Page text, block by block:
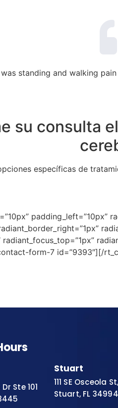
standing and walking
su consulta
específicas de
padding_left=”10px”
form-7 id=”9393″][/
Ste 101
Stuart
111 SE Osceola
Stuart, FL 34994